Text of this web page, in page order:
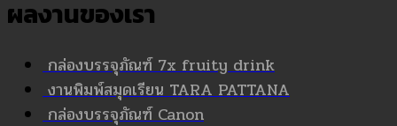
ผลงานของเรา
กล่องบรรจุภัณฑ์ 7x fruity drink
งานพิมพ์สมุดเรียน TARA PATTANA
กล่องบรรจุภัณฑ์ Canon